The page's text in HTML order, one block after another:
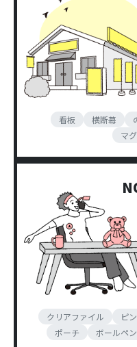
看板 横断幕
マ
クリアファイル ピ
ポーチ
ボールペン